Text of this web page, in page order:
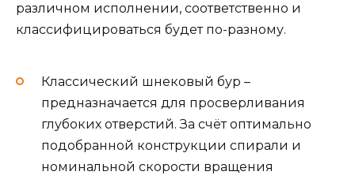
различном исполнении, соответственно и
классифицироваться будет по-разному.
Классический шнековый бур –
предназначается для просверливания
глубоких отверстий. За счёт оптимально
подобранной конструкции спирали и
номинальной скорости вращения